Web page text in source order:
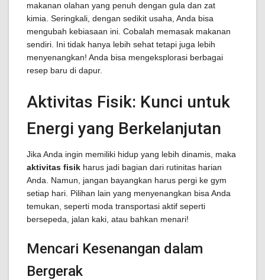
makanan olahan yang penuh dengan gula dan zat
kimia. Seringkali, dengan sedikit usaha, Anda bisa
mengubah kebiasaan ini. Cobalah memasak makanan
sendiri. Ini tidak hanya lebih sehat tetapi juga lebih
menyenangkan! Anda bisa mengeksplorasi berbagai
resep baru di dapur.
Aktivitas Fisik: Kunci untuk
Energi yang Berkelanjutan
Jika Anda ingin memiliki hidup yang lebih dinamis, maka
aktivitas fisik harus jadi bagian dari rutinitas harian
Anda. Namun, jangan bayangkan harus pergi ke gym
setiap hari. Pilihan lain yang menyenangkan bisa Anda
temukan, seperti moda transportasi aktif seperti
bersepeda, jalan kaki, atau bahkan menari!
Mencari Kesenangan dalam
Bergerak